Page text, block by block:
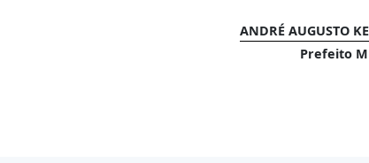
ANDRÉ AUGUSTO
Prefeito